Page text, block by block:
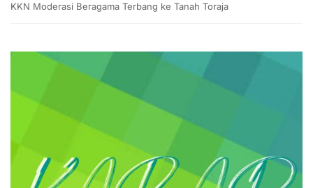
KKN Moderasi Beragama Terbang ke Tanah Toraja